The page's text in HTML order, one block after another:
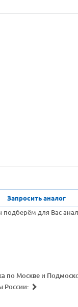
Запросить аналог
подберём для Вас
по Москве и
России: